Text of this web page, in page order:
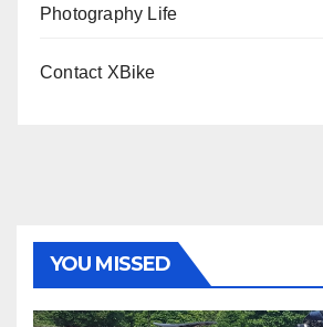
Photography Life
Contact XBike
YOU MISSED